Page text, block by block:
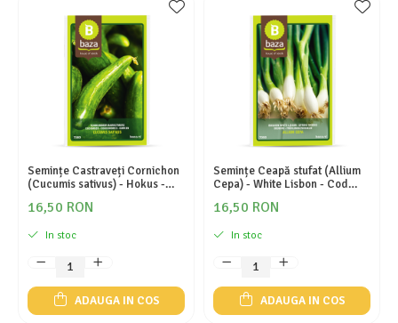
Semințe Castraveți Cornichon
(Cucumis sativus) - Hokus -
16,50 RON
In stoc
ADAUGA IN COS
Semințe Ceapă stufat (Allium
Cepa) - White Lisbon - Cod
16,50 RON
In stoc
ADAUGA IN COS